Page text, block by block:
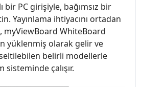
bir PC girişiyle, bağımsız bir
Yayınlama ihtiyacını ortadan
myViewBoard WhiteBoard
yüklenmiş olarak gelir ve
belirli modellerle
çalışır.